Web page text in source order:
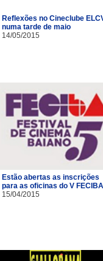
Reflexões no Cineclube
numa tarde de maio
14/05/2015
Estão abertas as inscrições
para as oficinas do V FECIBA
15/04/2015